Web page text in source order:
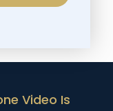
Video Is